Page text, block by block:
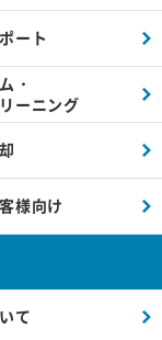
ート
・
ーニング
様向け
て